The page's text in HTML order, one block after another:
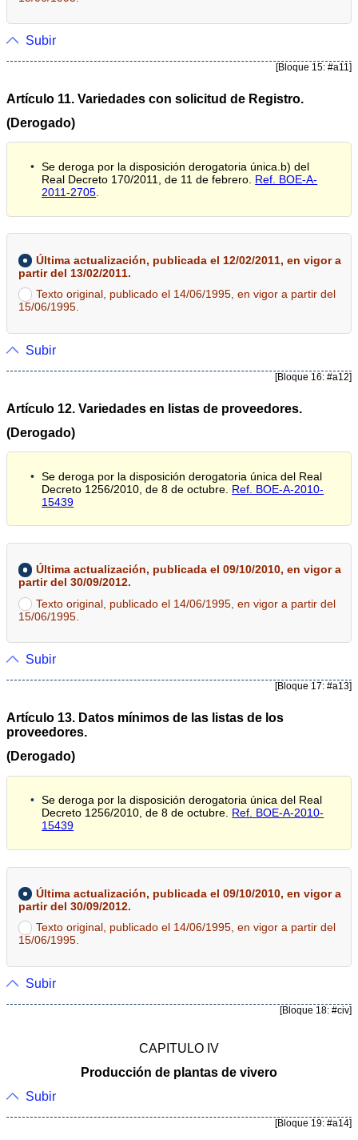
Subir
[Bloque 15: #a11]
Artículo 11. Variedades con solicitud de Registro.
(Derogado)
Se deroga por la disposición derogatoria única.b) del
Real Decreto 170/2011, de 11 de febrero. Ref. BOE-A-
2011-2705
Última actualización, publicada el 12/02/2011, en vigor a
partir del 13/02/2011.
Texto original, publicado el 14/06/1995, en vigor a partir del
15/06/1995.
Subir
[Bloque 16: #a12]
Artículo 12. Variedades en listas de proveedores.
(Derogado)
Se deroga por la disposición derogatoria única del Real
Decreto 1256/2010, de 8 de octubre. Ref. BOE-A-2010-
15439
Última actualización, publicada el 09/10/2010, en vigor a
partir del 30/09/2012.
Texto original, publicado el 14/06/1995, en vigor a partir del
15/06/1995.
Subir
[Bloque 17: #a13]
Artículo 13. Datos mínimos de las listas de los
proveedores.
(Derogado)
Se deroga por la disposición derogatoria única del Real
Decreto 1256/2010, de 8 de octubre. Ref. BOE-A-2010-
15439
Última actualización, publicada el 09/10/2010, en vigor a
partir del 30/09/2012.
Texto original, publicado el 14/06/1995, en vigor a partir del
15/06/1995.
Subir
[Bloque 18: #civ]
CAPITULO IV
Producción de plantas de vivero
Subir
[Bloque 19: #a14]